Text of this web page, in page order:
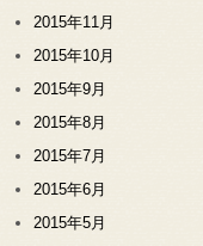
2015年11月
2015年10月
2015年9月
2015年8月
2015年7月
2015年6月
2015年5月